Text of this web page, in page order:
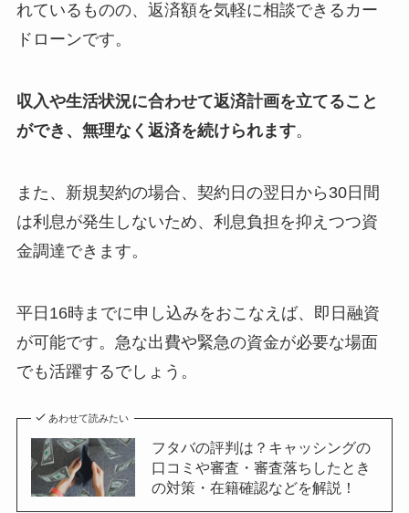
れているものの、返済額を気軽に相談できるカー
ドローンです。
収入や生活状況に合わせて返済計画を立てること
ができ、無理なく返済を続けられます。
また、新規契約の場合、契約日の翌日から30日間
は利息が発生しないため、利息負担を抑えつつ資
金調達できます。
平日16時までに申し込みをおこなえば、即日融資
が可能です。急な出費や緊急の資金が必要な場面
でも活躍するでしょう。
あわせて読みたい
フタバの評判は？キャッシングの
口コミや審査・審査落ちしたとき
の対策・在籍確認などを解説！